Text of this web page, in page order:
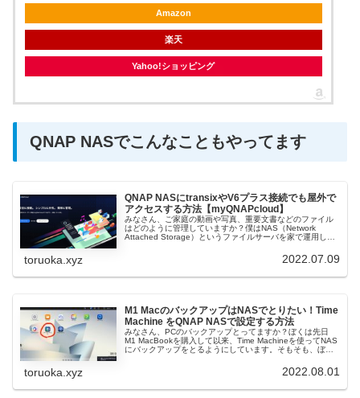
Amazon
楽天
Yahoo!ショッピング
QNAP NASでこんなこともやってます
QNAP NASにtransixやV6プラス接続でも屋外で
アクセスする方法【myQNAPcloud】
みなさん、ご家庭の動画や写真、重要文書などのファイル
はどのように管理していますか？僕はNAS（Network
Attached Storage）というファイルサーバを家で運用して
toruoka.xyz 2022.07.09
M1 MacのバックアップはNASでとりたい！Time
Machine をQNAP NASで設定する方法
みなさん、PCのバックアップとってますか？ぼくは先日
M1 MacBookを購入して以来、Time Machineを使ってNAS
にバックアップをとるようにしています。そもそも、ぼく
toruoka.xyz 2022.08.01